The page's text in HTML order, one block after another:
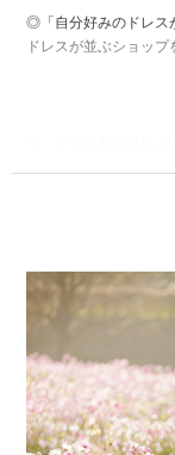
◎「自分好みのドレス
ドレスが並ぶショップ
【料金プランのご案